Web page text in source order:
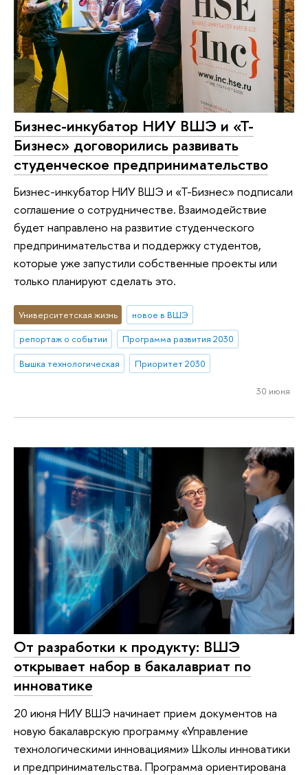
Бизнес-инкубатор НИУ ВШЭ и «Т-
Бизнес» договорились развивать
студенческое предпринимательство
Бизнес-инкубатор НИУ ВШЭ и «Т-Бизнес» подписали
соглашение о сотрудничестве. Взаимодействие
будет направлено на развитие студенческого
предпринимательства и поддержку студентов,
которые уже запустили собственные проекты или
только планируют сделать это.
Университетская жизнь
новое в ВШЭ
репортаж о событии
Программа развития 2030
Вышка технологическая
Приоритет 2030
30 июня
От разработки к продукту: ВШЭ
открывает набор в бакалавриат по
инноватике
20 июня НИУ ВШЭ начинает прием документов на
новую бакалаврскую программу «Управление
технологическими инновациями» Школы инноватики
и предпринимательства. Программа ориентирована